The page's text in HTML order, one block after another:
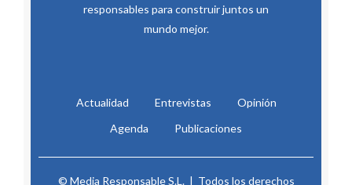
responsables para construir juntos un
mundo mejor.
Actualidad Entrevistas
Opinión
Agenda
Publicaciones
© Media Responsable S.L. | Todos los derechos